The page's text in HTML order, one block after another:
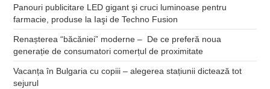
Panouri publicitare LED gigant şi cruci luminoase pentru
farmacie, produse la Iaşi de Techno Fusion
Renașterea “băcăniei” moderne – De ce preferă noua
generație de consumatori comerțul de proximitate
Vacanța în Bulgaria cu copiii – alegerea stațiunii dictează tot
sejurul